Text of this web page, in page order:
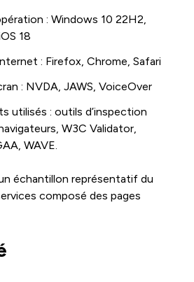
: Windows 10 22H2,
18
: Firefox, Chrome, Safari
: NVDA, JAWS, VoiceOver
utilisés : outils d’inspection
W3C Validator,
WAVE.
échantillon représentatif du
composé des pages